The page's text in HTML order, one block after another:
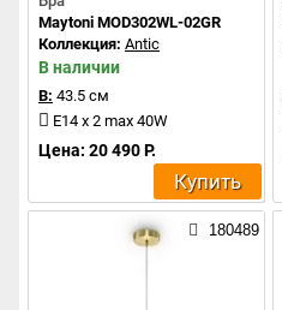
Maytoni MOD302WL-02GR
Коллекция: Antic
В наличии
В: 43.5 см
E14 x 2 max 40W
Цена: 20 490 Р.
Купить
180489